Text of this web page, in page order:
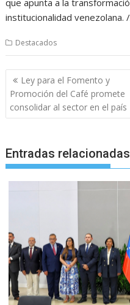
institucionalidad venezolana.
Destacados
Navegación
de
entradas
Ley para el Fomento y
Promoción del Café promete
consolidar al sector en el país
Entradas relacionadas